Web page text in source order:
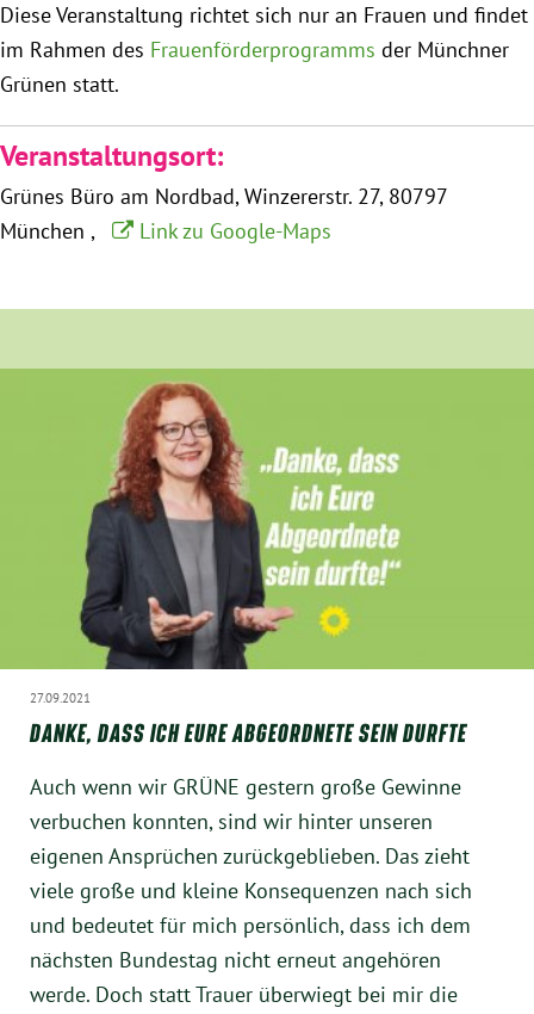
Zur Person
Kontakt
Presse
Termine
YouTube
Instagram
Diese Veranstaltung richtet sich nur an Frauen und findet
im Rahmen des Frauenförderprogramms der Münchner
Grünen statt.
Veranstaltungsort:
Grünes Büro am Nordbad Winzererstr. 27 80797
München
Link zu Google-Maps
27.09.2021
DANKE, DASS ICH EURE ABGEORDNETE SEIN DURFTE
Auch wenn wir GRÜNE gestern große Gewinne
verbuchen konnten, sind wir hinter unseren
eigenen Ansprüchen zurückgeblieben. Das zieht
viele große und kleine Konsequenzen nach sich
und bedeutet für mich persönlich, dass ich dem
nächsten Bundestag nicht erneut angehören
werde. Doch statt Trauer überwiegt bei mir die